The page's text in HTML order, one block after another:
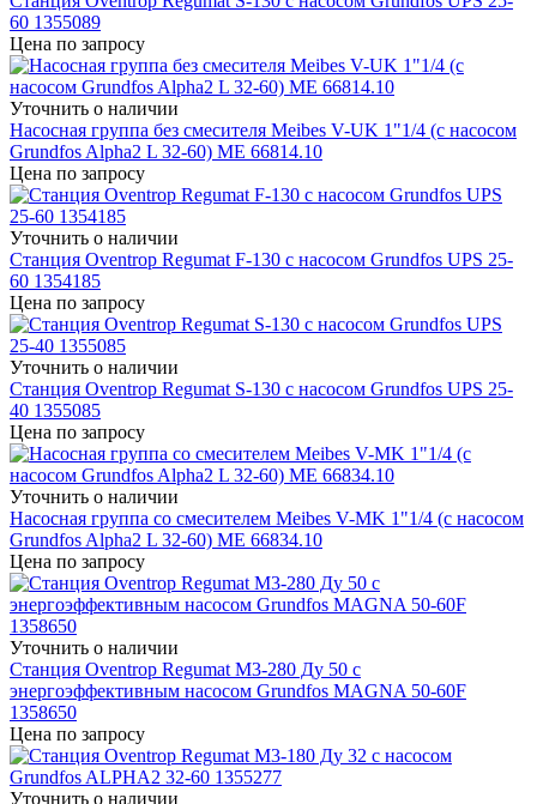
60 1355089
Цена по запросу
Уточнить о наличии
Насосная группа без смесителя Meibes V-UK 1"1/4 (с насосом
Grundfos Alpha2 L 32-60) ME 66814.10
Цена по запросу
Уточнить о наличии
Станция Oventrop Regumat F-130 с насосом Grundfos UPS 25-
60 1354185
Цена по запросу
Уточнить о наличии
Станция Oventrop Regumat S-130 с насосом Grundfos UPS 25-
40 1355085
Цена по запросу
Уточнить о наличии
Насосная группа со смесителем Meibes V-MK 1"1/4 (с насосом
Grundfos Alpha2 L 32-60) ME 66834.10
Цена по запросу
Уточнить о наличии
Станция Oventrop Regumat M3-280 Ду 50 с
энергоэффективным насосом Grundfos MAGNA 50-60F
1358650
Цена по запросу
Уточнить о наличии